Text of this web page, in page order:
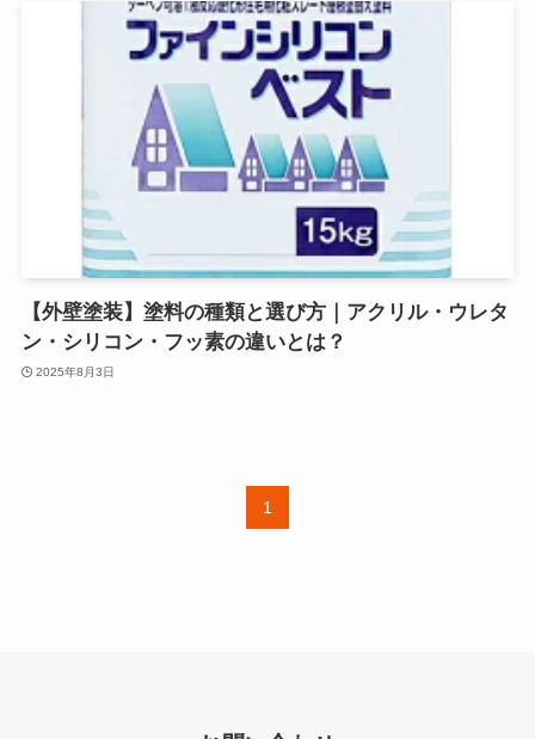
【外壁塗装】塗料の種類と選び方｜アクリル・ウレタ
ン・シリコン・フッ素の違いとは？
2025年8月3日
1